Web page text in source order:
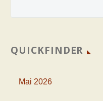
QUICKFINDER
Mai 2026